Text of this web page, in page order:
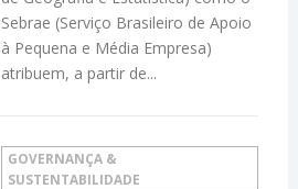
Sebrae (Serviço Brasileiro de Apoio
à Pequena e Média Empresa)
atribuem, a partir de...
GOVERNANÇA &
SUSTENTABILIDADE